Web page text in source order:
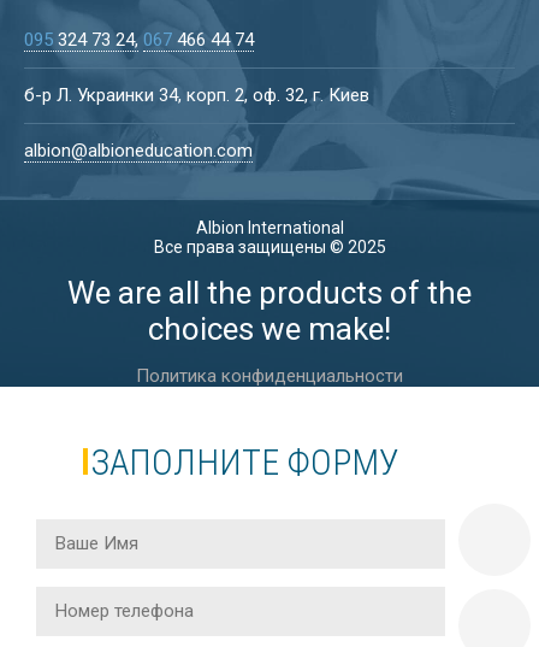
095 324 73 24 067 466 44 74
б-р Л. Украинки 34, корп. 2, оф. 32, г. Киев
albion@albioneducation.com
Albion International
Все права защищены © 2025
We are all the products of the
choices we make!
Политика конфиденциальности
ЗАПОЛНИТЕ ФОРМУ